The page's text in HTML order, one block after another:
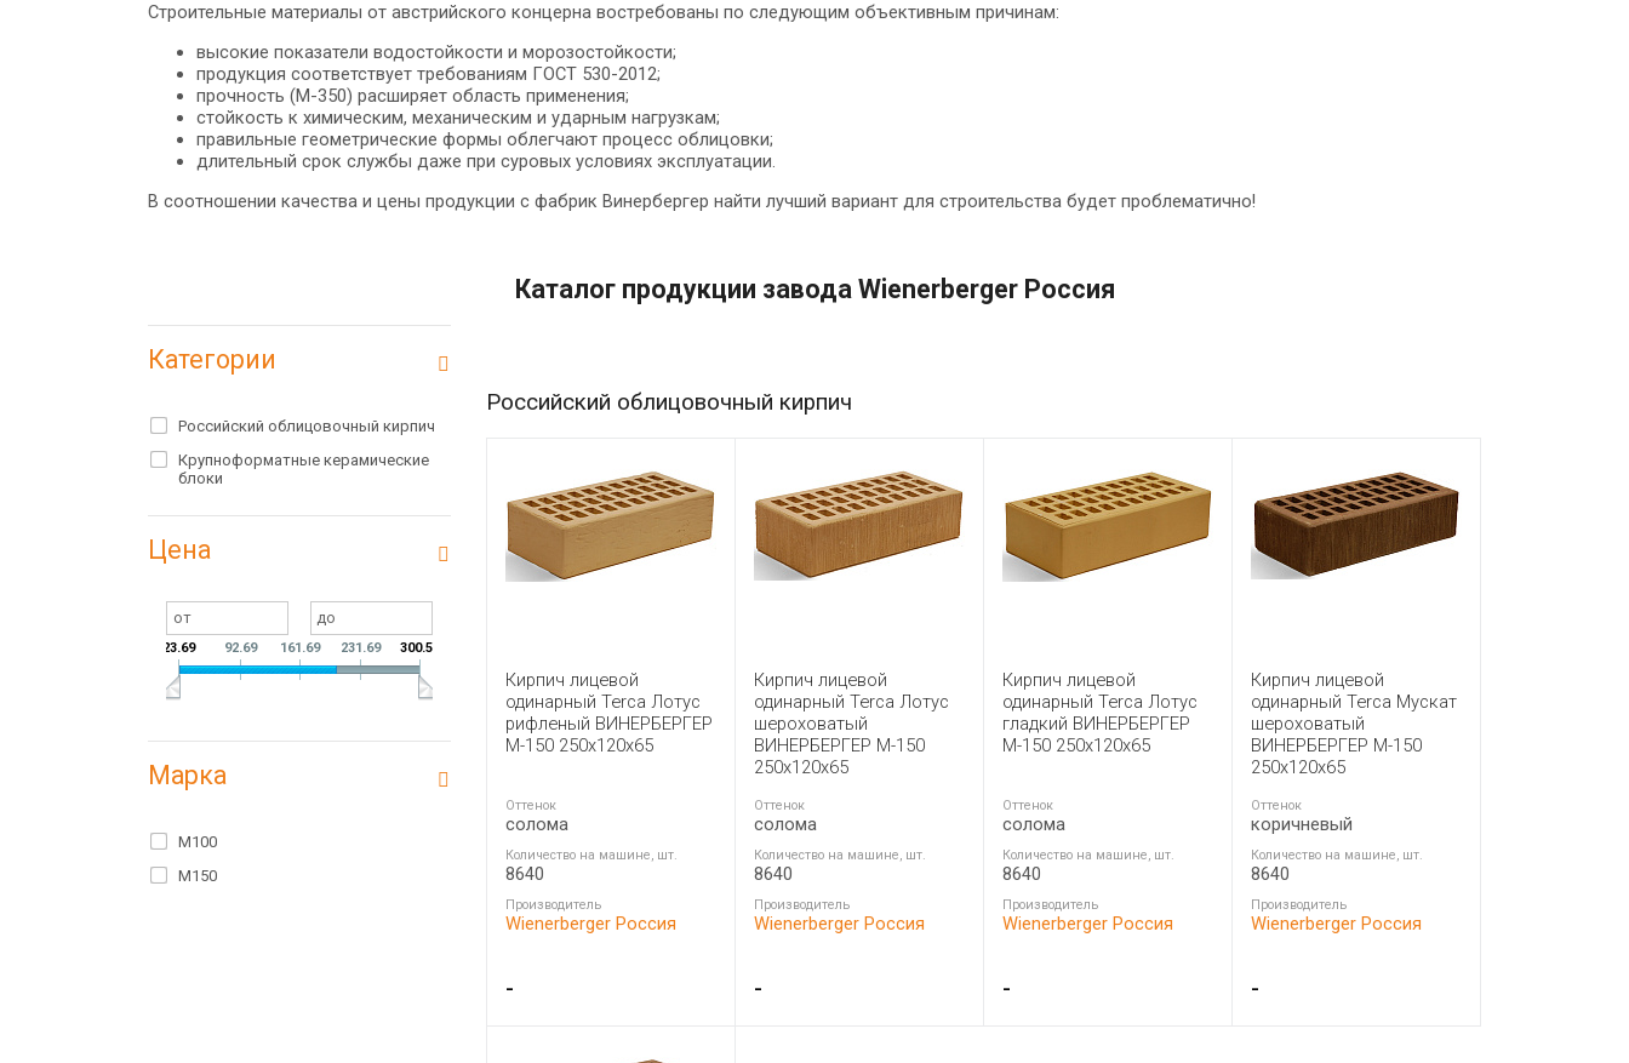
Строительные материалы от австрийского концерна востребованы по следующим объективным причинам:
высокие показатели водостойкости и морозостойкости;
продукция соответствует требованиям ГОСТ 530-2012;
прочность (М-350) расширяет область применения;
стойкость к химическим, механическим и ударным нагрузкам;
правильные геометрические формы облегчают процесс облицовки;
длительный срок службы даже при суровых условиях эксплуатации.
В соотношении качества и цены продукции с фабрик Винербергер найти лучший вариант для строительства будет проблематично!
Каталог продукции завода Wienerberger Россия
Категории
Российский облицовочный кирпич
Крупноформатные керамические
блоки
Цена
23.69 92.69 161.69 231.69 300.59
Марка
M100
M150
Российский облицовочный кирпич
Кирпич лицевой
одинарный Terca Лотус
рифленый ВИНЕРБЕРГЕР
М-150 250x120x65
Оттенок
солома
Количество на машине, шт.
8640
Производитель
Wienerberger Россия
-
Кирпич лицевой
одинарный Terca Лотус
шероховатый
ВИНЕРБЕРГЕР М-150
250x120x65
Оттенок
солома
Количество на машине, шт.
8640
Производитель
Wienerberger Россия
-
Кирпич лицевой
одинарный Terca Лотус
гладкий ВИНЕРБЕРГЕР
М-150 250x120x65
Оттенок
солома
Количество на машине, шт.
8640
Производитель
Wienerberger Россия
-
Кирпич лицевой
одинарный Terca Мускат
шероховатый
ВИНЕРБЕРГЕР М-150
250x120x65
Оттенок
коричневый
Количество на машине, шт.
8640
Производитель
Wienerberger Россия
-